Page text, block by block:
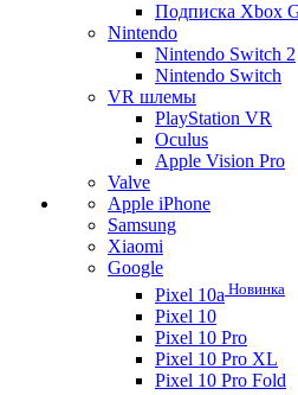
Подписка Xbox
Nintendo
Nintendo Switch 2
Nintendo Switch
VR шлемы
PlayStation VR
Oculus
Apple Vision Pro
Valve
Apple iPhone
Samsung
Xiaomi
Google
Pixel 10a Новинка
Pixel 10
Pixel 10 Pro
Pixel 10 Pro XL
Pixel 10 Pro Fold